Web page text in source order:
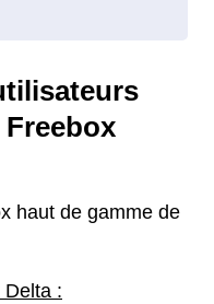
haut de gamme de
Delta :